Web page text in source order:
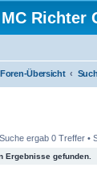
MC Richter
Foren-Übersicht
ergab 0 Treffer •
Ergebnisse gefunden.